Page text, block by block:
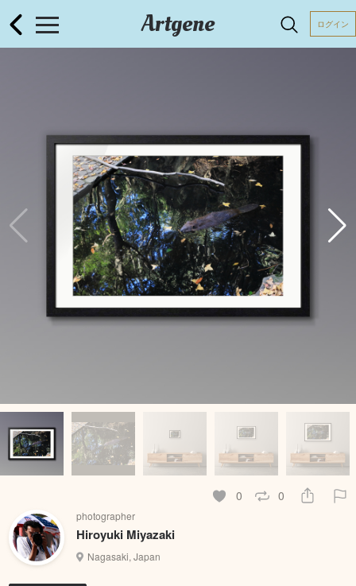
Artgene ログイン
0 0
photographer
Hiroyuki Miyazaki
Nagasaki, Japan